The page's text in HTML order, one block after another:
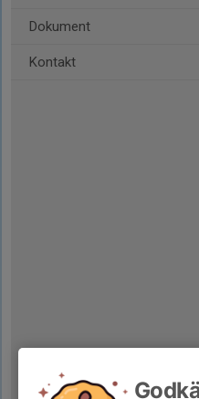
Dokument
Kontakt